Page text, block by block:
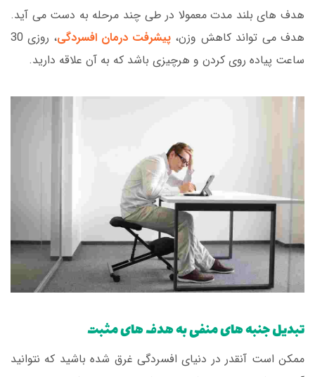
هدف های بلند مدت معمولا در طی چند مرحله به دست می آید.
هدف می تواند کاهش وزن، پیشرفت درمان افسردگی
، روزی 30
ساعت پیاده روی کردن و هرچیزی باشد که به آن علاقه دارید.
تبدیل جنبه های منفی به هدف های مثبت
ممکن است آنقدر در دنیای افسردگی غرق شده باشید که نتوانید